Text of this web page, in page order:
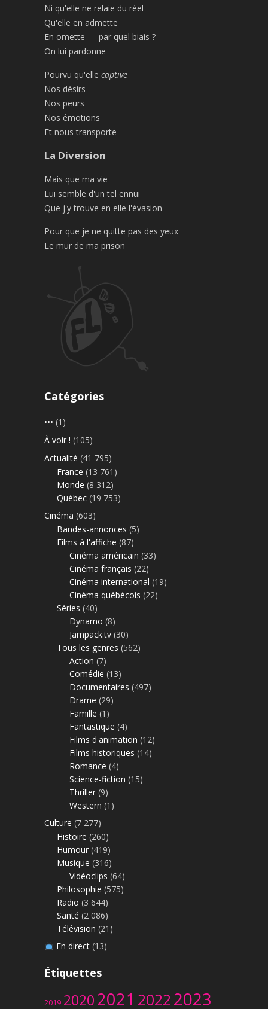
Ni qu'elle ne relaie du réel
Qu'elle en admette
En omette — par quel biais ?
On lui pardonne
Pourvu qu'elle captive
Nos désirs
Nos peurs
Nos émotions
Et nous transporte
La Diversion
Mais que ma vie
Lui semble d'un tel ennui
Que j'y trouve en elle l'évasion
Pour que je ne quitte pas des yeux
Le mur de ma prison
Catégories
••• (1)
À voir ! (105)
Actualité (41 795)
France (13 761)
Monde (8 312)
Québec (19 753)
Cinéma (603)
Bandes-annonces (5)
Films à l'affiche (87)
Cinéma américain (33)
Cinéma français (22)
Cinéma international (19)
Cinéma québécois (22)
Séries (40)
Dynamo (8)
Jampack.tv (30)
Tous les genres (562)
Action (7)
Comédie (13)
Documentaires (497)
Drame (29)
Famille (1)
Fantastique (4)
Films d'animation (12)
Films historiques (14)
Romance (4)
Science-fiction (15)
Thriller (9)
Western (1)
Culture (7 277)
Histoire (260)
Humour (419)
Musique (316)
Vidéoclips (64)
Philosophie (575)
Radio (3 644)
Santé (2 086)
Télévision (21)
En direct(13)
Étiquettes
2019 20202021 20222023